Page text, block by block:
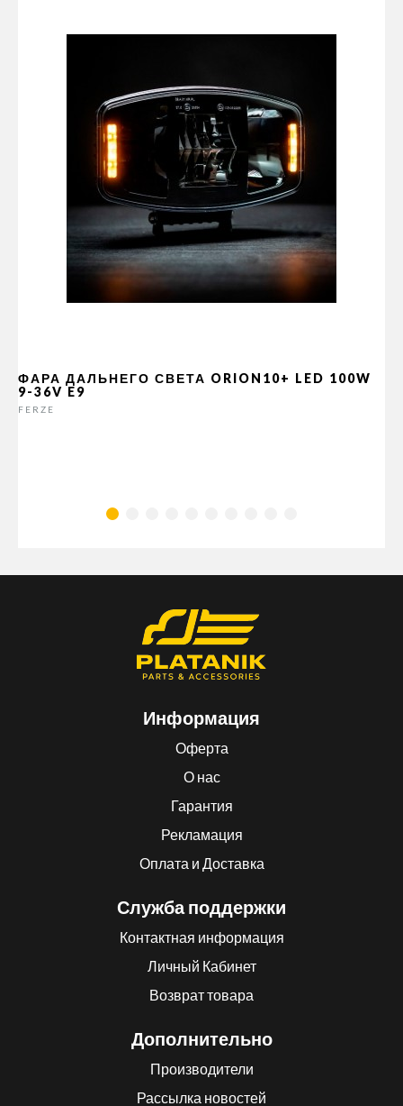
ФАРА ДАЛЬНЕГО СВЕТА ORION10+ LED 100W
9-36V E9
FERZE
Информация
Оферта
О нас
Гарантия
Рекламация
Оплата и Доставка
Служба поддержки
Контактная информация
Личный Кабинет
Возврат товара
Дополнительно
Производители
Рассылка новостей